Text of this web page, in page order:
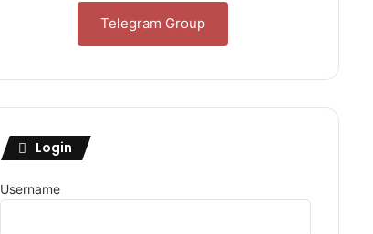
Telegram Group
Login
Username